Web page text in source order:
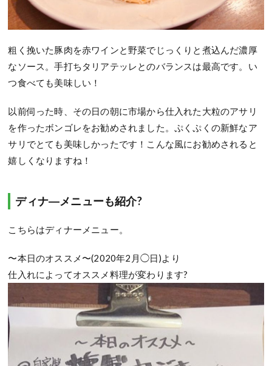
粗く挽いた豚肉を赤ワインと野菜でじっくりと煮込んだ濃厚
なソース。手打ちタリアテッレとのバランスは最高です。い
つ食べても美味しい！
以前伺った時、その日の朝に市場から仕入れた大粒のアサリ
を作ったボンゴレをお勧めされました。ぷくぷくの新鮮なア
サリでとても美味しかったです！こんな風にお勧めされると
嬉しくなりますね！
ディナ―メニューも紹介?
こちらはディナーメニュー。
〜本日のオススメ〜(2020年2月◯日)より
仕入れによってオススメ料理が変わります?